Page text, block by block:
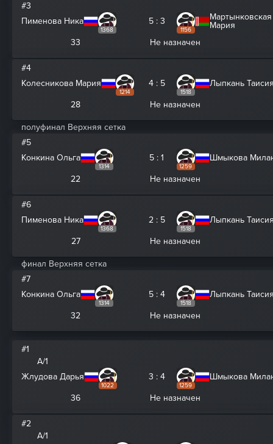
#3
Пименова Ника
1368
5 : 3
1156
Мартынковская
Мария
33
Не назначен
#4
Колесникова Мария
1214
4 : 5
1518
Лыпкань
28 Не назначен
полуфинал Верхняя сетка
#5
Конкина Ольга
1314
5 : 1
1259
Шмыкова
22 Не назначен
#6
Пименова Ника
1368
2 : 5
1518
Лыпкань
27 Не назначен
финал Верхняя сетка
#7
Конкина Ольга
1314
5 : 4
1518
Лыпкань
32 Не назначен
#1
A/1
Жлудова Дарья
1022
3 : 4
1259
Шмыкова
36 Не назначен
#2
A/1